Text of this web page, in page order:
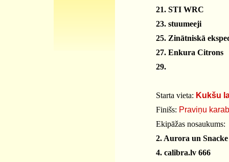
21. STI WRC
23. stuumeeji
25. Zinātniskā
27. Enkura Citrons
29.
Starta vieta: Kukšu
Finišs: Praviņu
Ekipāžas nosaukums:
2. Aurora un Snacke
4. calibra.lv 666